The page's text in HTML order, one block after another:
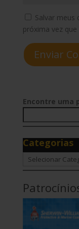
Salvar meus
próxima vez
Enviar
Encontre uma
Categorias
Categorias